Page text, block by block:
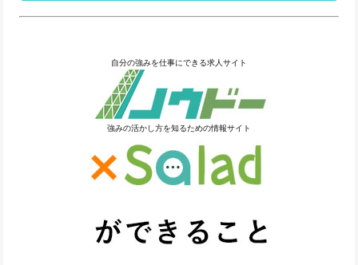
自分の強みを仕事にできる求人サイト
強みの活かし方を知るための情報サイト